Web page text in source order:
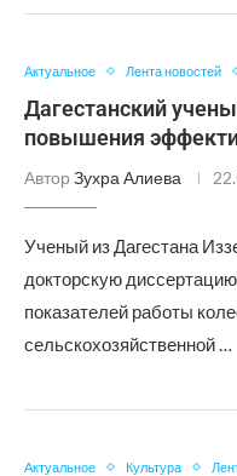
Актуальное Лента новостей
Дагестанский
повышения
Автор Зухра Алиева
Ученый из Дагестана
докторскую
показателей работы
сельскохозяйственной …
Актуальное Культура